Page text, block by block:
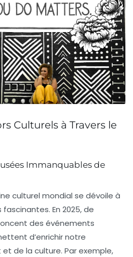
Culturels à Travers le
Immanquables de
culturel mondial se dévoile à
En 2025, de
des événements
d’enrichir notre
de la culture. Par exemple,